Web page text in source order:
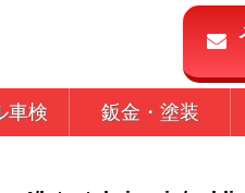
車検 鈑金・塗装